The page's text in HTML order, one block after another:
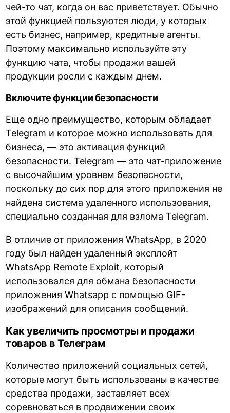
чей-то чат, когда он вас приветствует. Обычно
этой функцией пользуются люди, у которых
есть бизнес, например, кредитные агенты.
Поэтому максимально используйте эту
функцию чата, чтобы продажи вашей
продукции росли с каждым днем.
Включите функции безопасности
Еще одно преимущество, которым обладает
Telegram и которое можно использовать для
бизнеса, — это активация функций
безопасности. Telegram — это чат-приложение
с высочайшим уровнем безопасности,
поскольку до сих пор для этого приложения не
найдена система удаленного использования,
специально созданная для взлома Telegram.
В отличие от приложения WhatsApp, в 2020
году был найден удаленный эксплойт
WhatsApp Remote Exploit, который
использовался для обмана безопасности
приложения Whatsapp с помощью GIF-
изображений для описания сообщений.
Как увеличить просмотры и продажи
товаров в Телеграм
Количество приложений социальных сетей,
которые могут быть использованы в качестве
средства продажи, заставляет всех
соревноваться в продвижении своих